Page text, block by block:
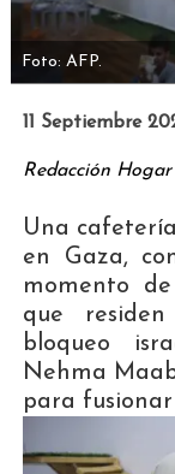
Foto: AFP.
11 Septiembre
Redacción Hogar
Una
en Gaza,
momento
que
bloqueo
Nehma
para fusionar